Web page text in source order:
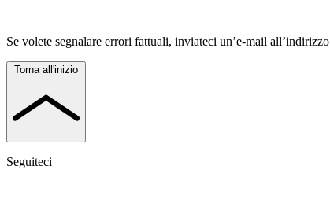
Se volete segnalare errori fattuali, inviateci un’e-mail all’indirizzo
Torna all'inizio
Seguiteci